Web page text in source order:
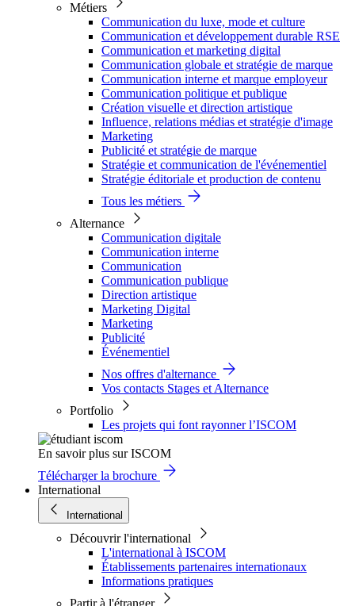
Métiers
Communication du luxe, mode et culture
Communication et développement durable RSE
Communication et marketing digital
Communication globale et stratégie de marque
Communication interne et marque employeur
Communication politique et publique
Création visuelle et direction artistique
Influence, relations médias et stratégie d'image
Marketing
Publicité et stratégie de marque
Stratégie et communication de l'événementiel
Stratégie éditoriale et production de contenu
Tous les métiers
Alternance
Communication digitale
Communication interne
Communication
Communication publique
Direction artistique
Marketing Digital
Marketing
Publicité
Événementiel
Nos offres d'alternance
Vos contacts Stages et Alternance
Portfolio
Les projets qui font rayonner l’ISCOM
En savoir plus sur ISCOM
Télécharger la brochure
International
International
Découvrir l'international
L'international à ISCOM
Établissements partenaires internationaux
Informations pratiques
Partir à l'étranger